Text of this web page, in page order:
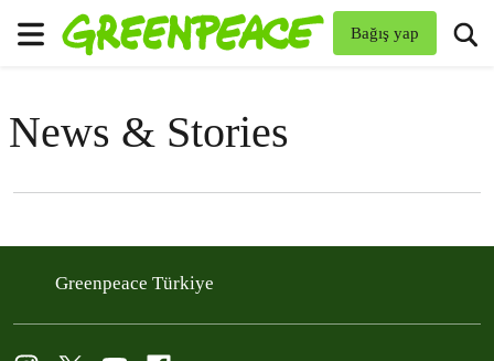
Bağış yap
News & Stories
Filter posts
Greenpeace Türkiye